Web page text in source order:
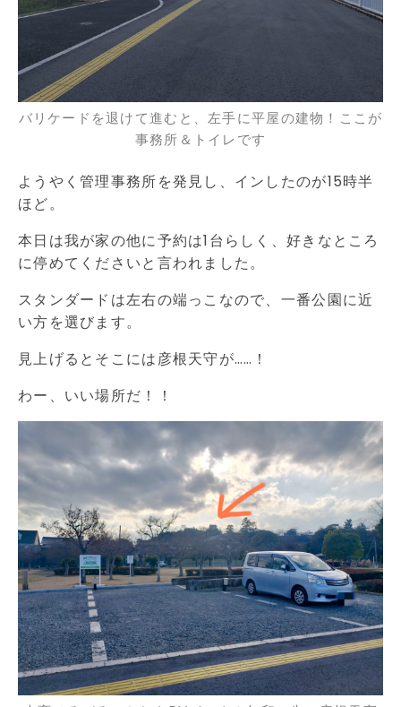
バリケードを退けて進むと、左手に平屋の建物！ここが
事務所＆トイレです
ようやく管理事務所を発見し、インしたのが15時半
ほど。
本日は我が家の他に予約は1台らしく、好きなところ
に停めてくださいと言われました。
スタンダードは左右の端っこなので、一番公園に近
い方を選びます。
見上げるとそこには彦根天守が……！
わー、いい場所だ！！